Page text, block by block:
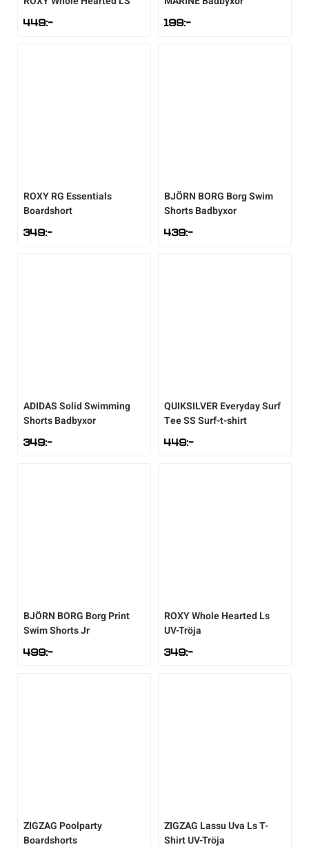
449:- 199:-
ROXYRG Essentials
Boardshort
349:-
BJÖRN BORG Borg Swim
Shorts Badbyxor
439:-
ADIDASSolid Swimming
Shorts Badbyxor
349:-
QUIKSILVEREveryday Surf
Tee SS Surf-t-shirt
449:-
BJÖRN BORG Borg Print
Swim Shorts Jr
499:-
ROXYWhole Hearted Ls
UV-Tröja
349:-
ZIGZAG Poolparty
Boardshorts
ZIGZAG Lassu Uva Ls T-
Shirt UV-Tröja